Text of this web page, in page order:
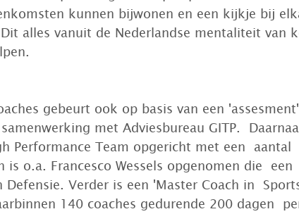
kunnen bijwonen en een kijkje bij
alles vanuit de Nederlandse mentaliteit van
gebeurt ook op basis van een
met Adviesbureau GITP.
Performance Team opgericht met een  aantal
is o.a. Francesco Wessels opgenomen die  een
Verder is een 'Master Coach in
140 coaches gedurende 200 dagen